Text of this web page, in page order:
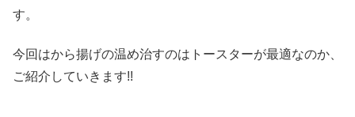
す。
今回はから揚げの温め治すのはトースターが最適なのか、
ご紹介していきます!!